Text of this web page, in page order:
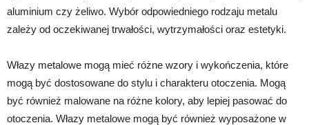
aluminium czy żeliwo. Wybór odpowiedniego rodzaju metalu
zależy od oczekiwanej trwałości, wytrzymałości oraz estetyki.
Włazy metalowe mogą mieć różne wzory i wykończenia, które
mogą być dostosowane do stylu i charakteru otoczenia. Mogą
być również malowane na różne kolory, aby lepiej pasować do
otoczenia. Włazy metalowe mogą być również wyposażone w